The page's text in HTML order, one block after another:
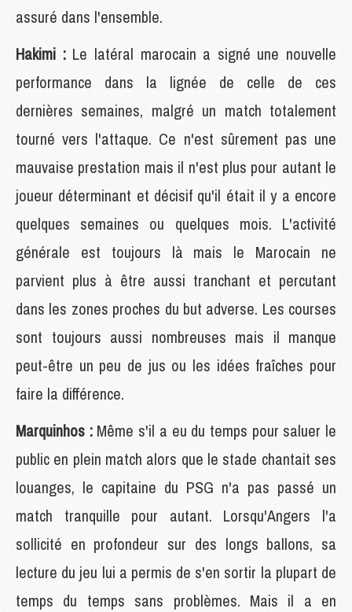
assuré dans l'ensemble.
Hakimi : Le latéral marocain a signé une nouvelle
performance dans la lignée de celle de ces
dernières semaines, malgré un match totalement
tourné vers l'attaque. Ce n'est sûrement pas une
mauvaise prestation mais il n'est plus pour autant le
joueur déterminant et décisif qu'il était il y a encore
quelques semaines ou quelques mois. L'activité
générale est toujours là mais le Marocain ne
parvient plus à être aussi tranchant et percutant
dans les zones proches du but adverse. Les courses
sont toujours aussi nombreuses mais il manque
peut-être un peu de jus ou les idées fraîches pour
faire la différence.
Marquinhos : Même s'il a eu du temps pour saluer le
public en plein match alors que le stade chantait ses
louanges, le capitaine du PSG n'a pas passé un
match tranquille pour autant. Lorsqu'Angers l'a
sollicité en profondeur sur des longs ballons, sa
lecture du jeu lui a permis de s'en sortir la plupart de
temps du temps sans problèmes. Mais il a en